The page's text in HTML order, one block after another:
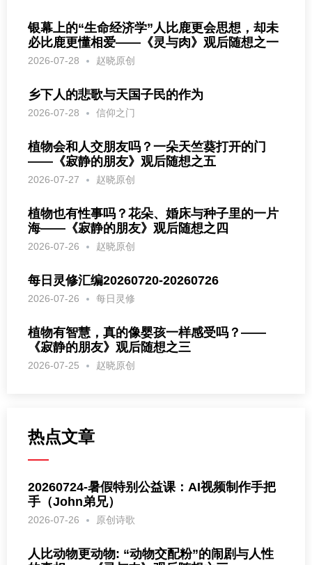
银幕上的“生命经济学”人比鹿更会思想，却未
必比鹿更懂相爱——《灵与肉》观后随想之一
2026-07-28 赵晓原创
乡下人的悲歌与天国子民的作为
2026-07-28 信仰之门
植物会和人交朋友吗？一朵天竺葵打开的门
——《寂静的朋友》观后随想之五
2026-07-27 赵晓原创
植物也有性事吗？花朵、婚床与种子里的一片
海——《寂静的朋友》观后随想之四
2026-07-26 赵晓原创
每日灵修汇编20260720-20260726
2026-07-26 每日灵修
植物有智慧，真的像婴孩一样感受吗？——
《寂静的朋友》观后随想之三
2026-07-25 赵晓原创
热点文章
20260724-暑假特别公益课：AI视频制作手把
手（John弟兄）
2026-07-26 原创诗歌
人比动物更动物: “动物交配粉”的闹剧与人性